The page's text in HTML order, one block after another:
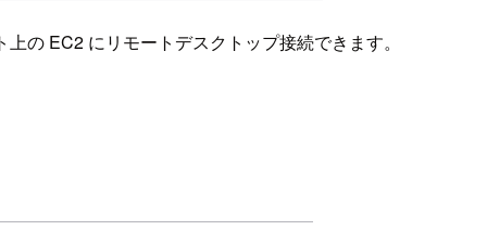
の EC2 にリモートデスクトップ接続できます。